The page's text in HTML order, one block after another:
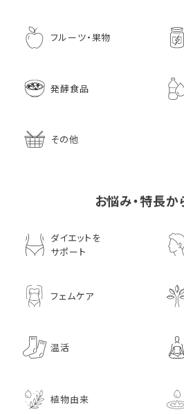
フルーツ・果物
発酵食品
その他
お悩み・特長か
ダイエットを
サポート
フェムケア
温活
植物由来